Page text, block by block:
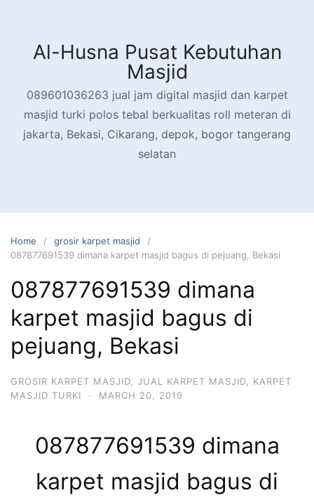
contentAl-Husna Pusat Kebutuhan
Masjid
089601036263 jual jam digital masjid dan karpet
masjid turki polos tebal berkualitas roll meteran di
jakarta, Bekasi, Cikarang, depok, bogor tangerang
selatan
Home
grosir karpet masjid
087877691539 dimana karpet masjid bagus di pejuang, Bekasi
087877691539 dimana
karpet masjid bagus di
pejuang, Bekasi
GROSIR KARPET MASJID JUAL KARPET MASJID
KARPET
MASJID TURKI
· MARCH 20, 2019
087877691539 dimana
karpet masjid bagus di